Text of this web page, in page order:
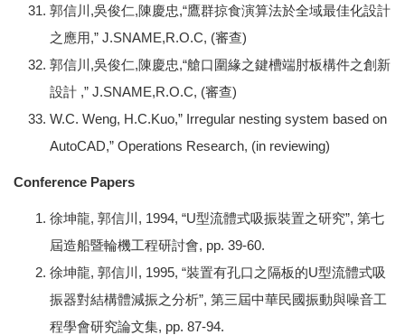
郭信川,吳俊仁,陳慶忠,“鷹群掠食演算法於全域最佳化設計
之應用,” J.SNAME,R.O.C, (審查)
郭信川,吳俊仁,陳慶忠,“艙口圍緣之鍵槽端肘板構件之創新
設計 ,” J.SNAME,R.O.C, (審查)
W.C. Weng, H.C.Kuo,” Irregular nesting system based on
AutoCAD,” Operations Research, (in reviewing)
Conference Papers
徐坤龍, 郭信川, 1994, “U型流體式吸振裝置之研究”, 第七
屆造船暨輪機工程研討會, pp. 39-60.
徐坤龍, 郭信川, 1995, “裝置有孔口之隔板的U型流體式吸
振器對結構體減振之分析”, 第三屆中華民國振動與噪音工
程學會研究論文集, pp. 87-94.